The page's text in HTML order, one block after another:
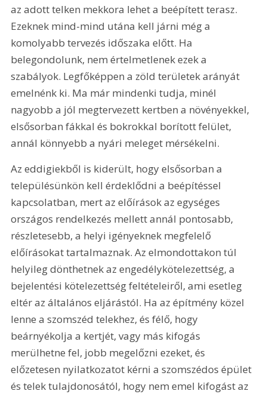
az adott telken mekkora lehet a beépített terasz.
Ezeknek mind-mind utána kell járni még a
komolyabb tervezés időszaka előtt. Ha
belegondolunk, nem értelmetlenek ezek a
szabályok. Legfőképpen a zöld területek arányát
emelnénk ki. Ma már mindenki tudja, minél
nagyobb a jól megtervezett kertben a növényekkel,
elsősorban fákkal és bokrokkal borított felület,
annál könnyebb a nyári meleget mérsékelni.
Az eddigiekből is kiderült, hogy elsősorban a
településünkön kell érdeklődni a beépítéssel
kapcsolatban, mert az előírások az egységes
országos rendelkezés mellett annál pontosabb,
részletesebb, a helyi igényeknek megfelelő
előírásokat tartalmaznak. Az elmondottakon túl
helyileg dönthetnek az engedélykötelezettség, a
bejelentési kötelezettség feltételeiről, ami esetleg
eltér az általános eljárástól. Ha az építmény közel
lenne a szomszéd telekhez, és félő, hogy
beárnyékolja a kertjét, vagy más kifogás
merülhetne fel, jobb megelőzni ezeket, és
előzetesen nyilatkozatot kérni a szomszédos épület
és telek tulajdonosától, hogy nem emel kifogást az